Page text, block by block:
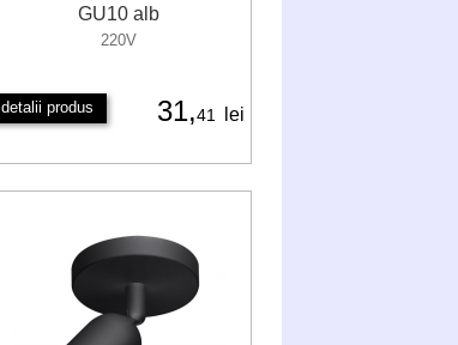
GU10 alb
220V
detalii produs 31,41 lei